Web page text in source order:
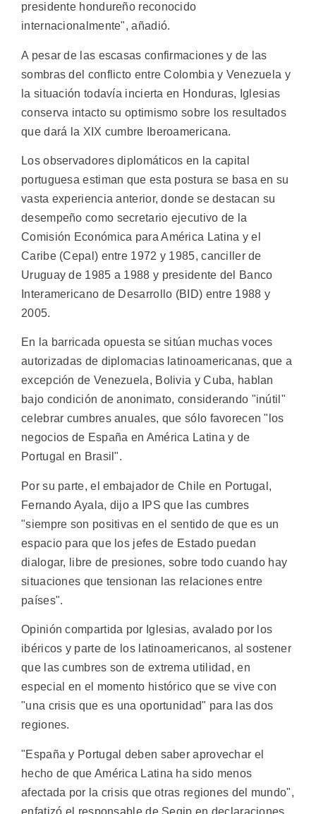
presidente hondureño reconocido
internacionalmente", añadió.
A pesar de las escasas confirmaciones y de las
sombras del conflicto entre Colombia y Venezuela y
la situación todavía incierta en Honduras, Iglesias
conserva intacto su optimismo sobre los resultados
que dará la XIX cumbre Iberoamericana.
Los observadores diplomáticos en la capital
portuguesa estiman que esta postura se basa en su
vasta experiencia anterior, donde se destacan su
desempeño como secretario ejecutivo de la
Comisión Económica para América Latina y el
Caribe (Cepal) entre 1972 y 1985, canciller de
Uruguay de 1985 a 1988 y presidente del Banco
Interamericano de Desarrollo (BID) entre 1988 y
2005.
En la barricada opuesta se sitúan muchas voces
autorizadas de diplomacias latinoamericanas, que a
excepción de Venezuela, Bolivia y Cuba, hablan
bajo condición de anonimato, considerando "inútil"
celebrar cumbres anuales, que sólo favorecen "los
negocios de España en América Latina y de
Portugal en Brasil".
Por su parte, el embajador de Chile en Portugal,
Fernando Ayala, dijo a IPS que las cumbres
"siempre son positivas en el sentido de que es un
espacio para que los jefes de Estado puedan
dialogar, libre de presiones, sobre todo cuando hay
situaciones que tensionan las relaciones entre
países".
Opinión compartida por Iglesias, avalado por los
ibéricos y parte de los latinoamericanos, al sostener
que las cumbres son de extrema utilidad, en
especial en el momento histórico que se vive con
"una crisis que es una oportunidad" para las dos
regiones.
"España y Portugal deben saber aprovechar el
hecho de que América Latina ha sido menos
afectada por la crisis que otras regiones del mundo",
enfatizó el responsable de Segip en declaraciones